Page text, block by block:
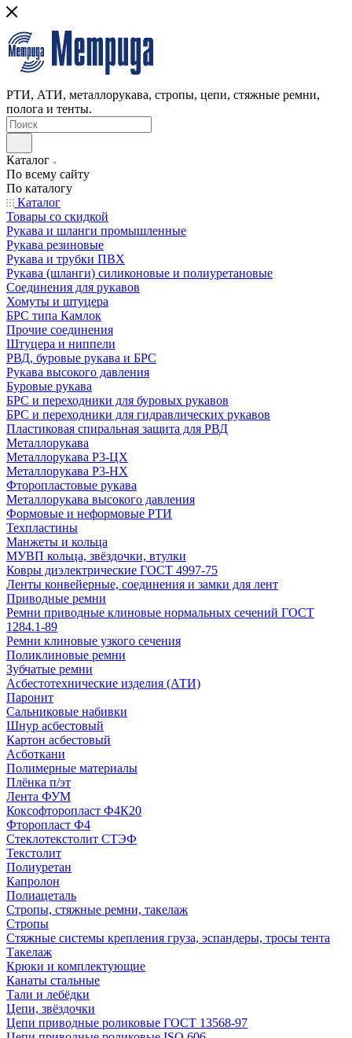
РТИ, АТИ, металлорукава, стропы, цепи, стяжные ремни,
полога и тенты.
Каталог
По всему сайту
По каталогу
Каталог
Товары со скидкой
Рукава и шланги промышленные
Рукава резиновые
Рукава и трубки ПВХ
Рукава (шланги) силиконовые и полиуретановые
Соединения для рукавов
Хомуты и штуцера
БРС типа Камлок
Прочие соединения
Штуцера и ниппели
РВД, буровые рукава и БРС
Рукава высокого давления
Буровые рукава
БРС и переходники для буровых рукавов
БРС и переходники для гидравлических рукавов
Пластиковая спиральная защита для РВД
Металлорукава
Металлорукава Р3-ЦХ
Металлорукава Р3-НХ
Фторопластовые рукава
Металлорукава высокого давления
Формовые и неформовые РТИ
Техпластины
Манжеты и кольца
МУВП кольца, звёздочки, втулки
Ковры диэлектрические ГОСТ 4997-75
Ленты конвейерные, соединения и замки для лент
Приводные ремни
Ремни приводные клиновые нормальных сечений ГОСТ
1284.1-89
Ремни клиновые узкого сечения
Поликлиновые ремни
Зубчатые ремни
Асбестотехнические изделия (АТИ)
Паронит
Сальниковые набивки
Шнур асбестовый
Картон асбестовый
Асботкани
Полимерные материалы
Плёнка п/эт
Лента ФУМ
Коксофторопласт Ф4К20
Фторопласт Ф4
Стеклотекстолит СТЭФ
Текстолит
Полиуретан
Капролон
Полиацеталь
Стропы, стяжные ремни, такелаж
Стропы
Стяжные системы крепления груза, эспандеры, тросы тента
Такелаж
Крюки и комплектующие
Канаты стальные
Тали и лебёдки
Цепи, звёздочки
Цепи приводные роликовые ГОСТ 13568-97